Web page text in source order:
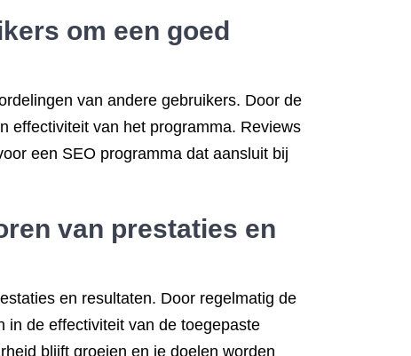
om een goed
van andere gebruikers. Door de
effectiviteit van het programma. Reviews
een SEO programma dat aansluit bij
van prestaties en
en resultaten. Door regelmatig de
in de effectiviteit van de toegepaste
blijft groeien en je doelen worden